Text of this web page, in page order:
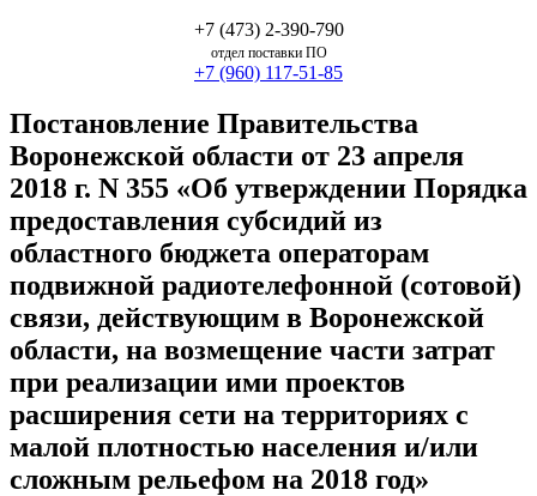
+7 (473) 2-390-790
отдел поставки ПО
+7 (960) 117-51-85
Постановление Правительства
Воронежской области от 23 апреля
2018 г. N 355 «Об утверждении Порядка
предоставления субсидий из
областного бюджета операторам
подвижной радиотелефонной (сотовой)
связи, действующим в Воронежской
области, на возмещение части затрат
при реализации ими проектов
расширения сети на территориях с
малой плотностью населения и/или
сложным рельефом на 2018 год»